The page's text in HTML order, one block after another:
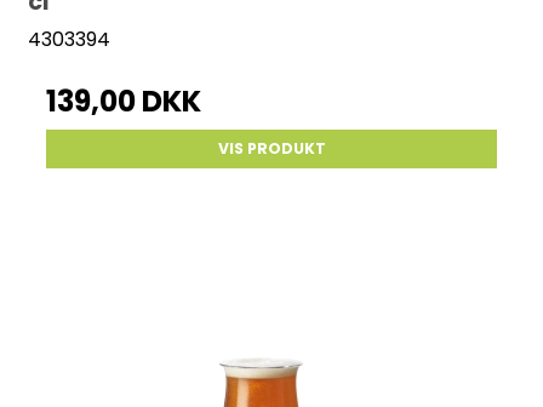
4303394
139,00 DKK
VIS PRODUKT